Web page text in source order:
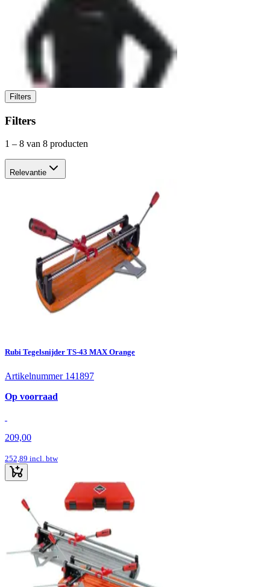
Filters
Filters
1 – 8 van 8 producten
Relevantie
Rubi Tegelsnijder TS-43 MAX Orange
Artikelnummer 141897
Op voorraad
209,00
252,89 incl. btw